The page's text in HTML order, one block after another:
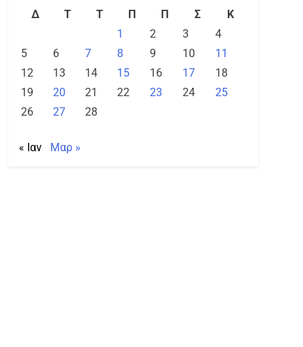
Δ
Τ Τ Π Π Σ
Κ
1
2 3
4
5
6 7 8 9 10
11
12
13 14 15 16 17
18
19
20 21 22 23 24
25
26
27 28
« Ιαν Μαρ »